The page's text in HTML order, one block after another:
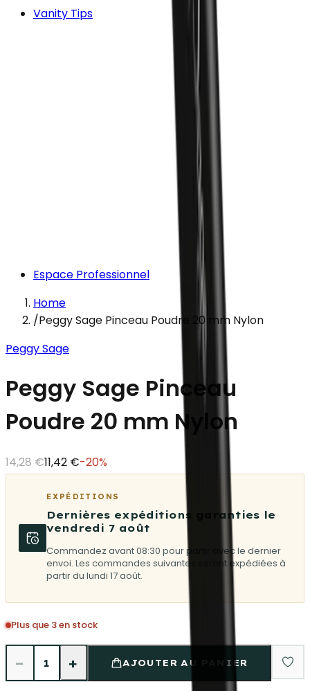
Vanity Tips
Espace Professionnel
Home
/Peggy Sage Pinceau Poudre 20 mm Nylon
Peggy Sage
Peggy Sage Pinceau
Poudre 20 mm Nylon
14,28 €11,42 €-20%
EXPÉDITIONS
Dernières expéditions garanties le
vendredi 7 août
Commandez avant 08:30 pour partir avec le dernier
envoi. Les commandes suivantes seront expédiées à
partir du lundi 17 août.
Plus que 3 en stock
− 1 + AJOUTER AU PANIER